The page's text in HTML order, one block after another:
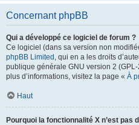
Concernant phpBB
Qui a développé ce logiciel de forum ?
Ce logiciel (dans sa version non
phpBB Limited , qui en a les droits
publique générale GNU version 2
plus d’informations, visitez la page « À
Haut
Pourquoi la fonctionnalité X n’est pas